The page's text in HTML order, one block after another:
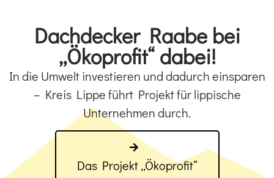
Dachdecker Raabe bei
„Ökoprofit“ dabei!
In die Umwelt investieren und dadurch einsparen
– Kreis Lippe führt Projekt für lippische
Unternehmen durch.
Das Projekt „Ökoprofit“